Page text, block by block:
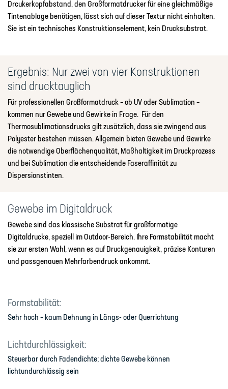
Drcukerkopfabstand, den Großformatdrucker für eine gleichmäßige
Tintenablage benötigen, lässt sich auf dieser Textur nicht einhalten.
Sie ist ein technisches Konstruktionselement, kein Drucksubstrat.
Ergebnis: Nur zwei von vier Konstruktionen
sind drucktauglich
Für professionellen Großformatdruck – ob UV oder Sublimation –
kommen nur Gewebe und Gewirke in Frage. Für den
Thermosublimationsdrucks gilt zusätzlich, dass sie zwingend aus
Polyester bestehen müssen. Allgemein bieten Gewebe und Gewirke
die notwendige Oberflächenqualität, Maßhaltigkeit im Druckprozess
und bei Sublimation die entscheidende Faseraffinität zu
Dispersionstinten.
Gewebe im Digitaldruck
Gewebe sind das klassische Substrat für großformatige
Digitaldrucke, speziell im Outdoor-Bereich. Ihre Formstabilität macht
sie zur ersten Wahl, wenn es auf Druckgenauigkeit, präzise Konturen
und passgenauen Mehrfarbendruck ankommt.
Formstabilität:
Sehr hoch – kaum Dehnung in Längs- oder Querrichtung
Lichtdurchlässigkeit:
Steuerbar durch Fadendichte; dichte Gewebe können
lichtundurchlässig sein